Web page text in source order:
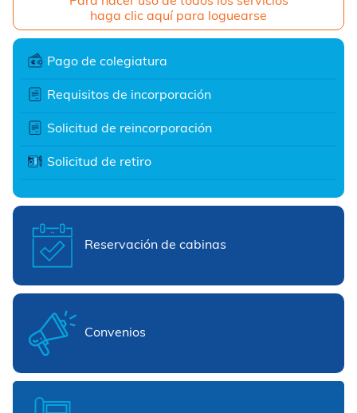
haga clic aquí para loguearse
Pago de colegiatura
Requisitos de incorporación
Solicitud de reincorporación
Solicitud de retiro
Reservación de cabinas
Convenios